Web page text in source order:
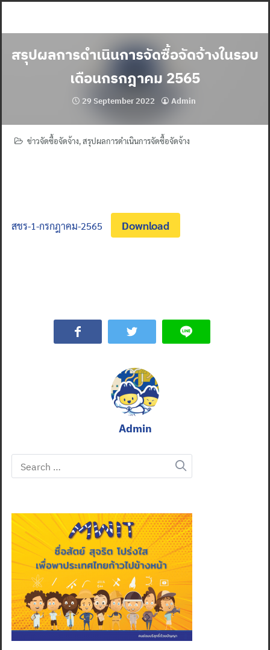
สรุปผลการดำเนินการจัดซื้อจัดจ้างในรอบ
เดือนกรกฎาคม 2565
29 September 2022 Admin
ข่าวจัดซื้อจัดจ้าง,สรุปผลการดำเนินการจัดซื้อจัดจ้าง
สชร-1-กรกฎาคม-2565 Download
Admin
Search
for: